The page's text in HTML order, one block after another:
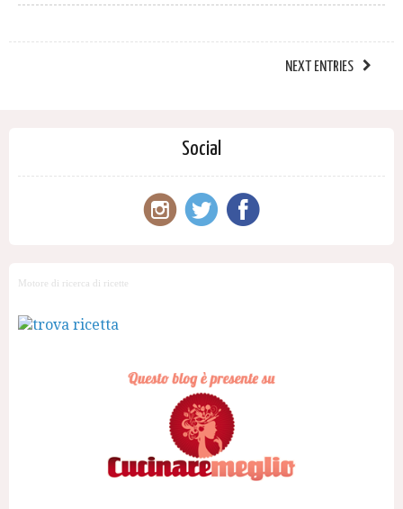
NEXT ENTRIES
Social
Motore di ricerca di ricette